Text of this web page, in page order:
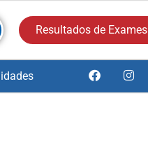
Resultados de Exames